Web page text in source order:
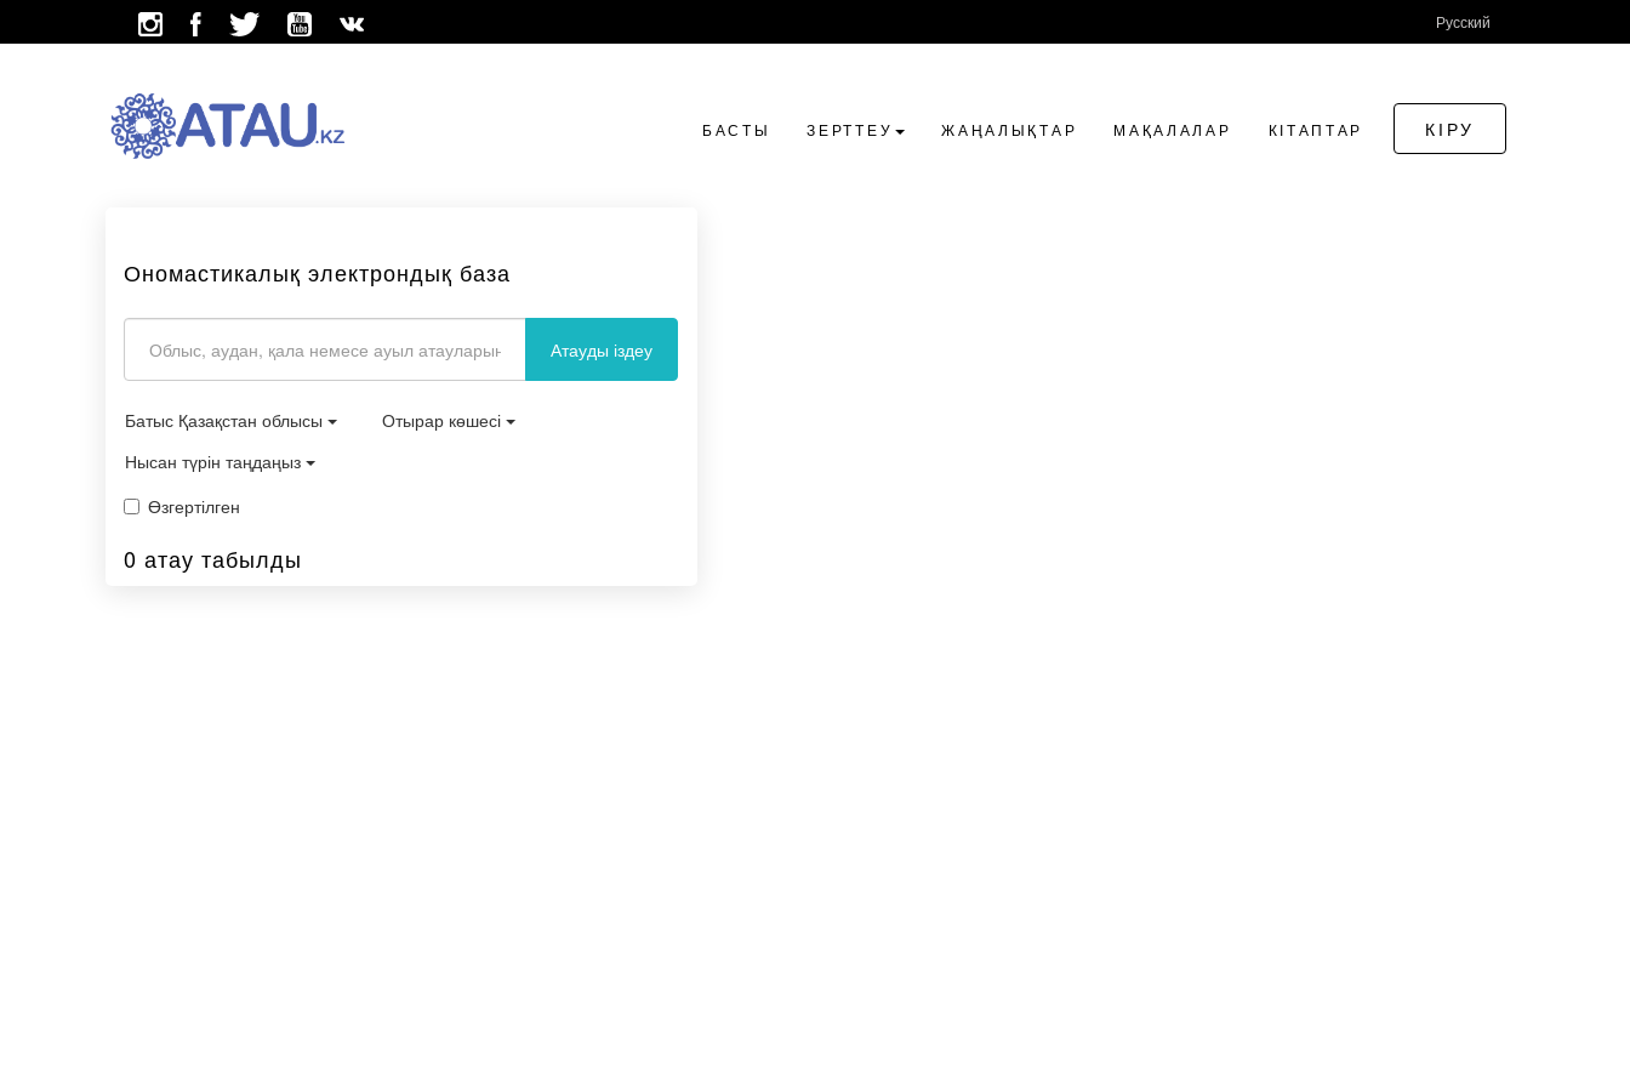
Русский
БАСТЫ ЗЕРТТЕУ ЖАҢАЛЫҚТАР МАҚАЛАЛАР КІТАПТАР КІРУ
Ономастикалық электрондық база
Атауды іздеу
Батыс Қазақстан облысы
Отырар көшесі
Нысан түрін таңдаңыз
Өзгертілген
0 атау табылды